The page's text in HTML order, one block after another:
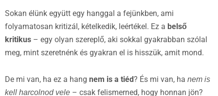
Sokan élünk együtt egy hanggal a fejünkben, ami
folyamatosan kritizál, kételkedik, leértékel. Ez a belső
kritikus – egy olyan szereplő, aki sokkal gyakrabban szólal
meg, mint szeretnénk és gyakran el is hisszük, amit mond.
De mi van, ha ez a hang nem is a tiéd? És mi van, ha nem is
kell harcolnod vele – csak felismerned, hogy honnan jön?